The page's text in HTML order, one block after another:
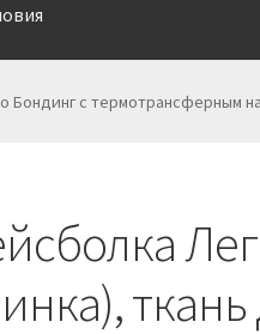
Оформить заказ
с термотрансферным